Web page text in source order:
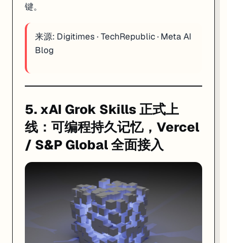
键。
来源: Digitimes · TechRepublic· Meta AI
Blog
5. xAI Grok Skills 正式上
线：可编程持久记忆，Vercel
/ S&P Global 全面接入